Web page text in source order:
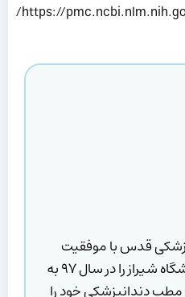
https://
قدس با موفقیت
دانشکده دندانپزشکی دانشگاه شیراز را در سال ۹۷ به
در سال ۹۹، او مطب دندانپزشکی خود را